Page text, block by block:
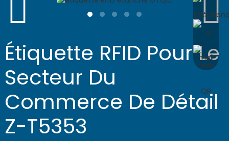
Étiquette RFID Pour Le
Secteur Du
Commerce De Détail
Z-T5353